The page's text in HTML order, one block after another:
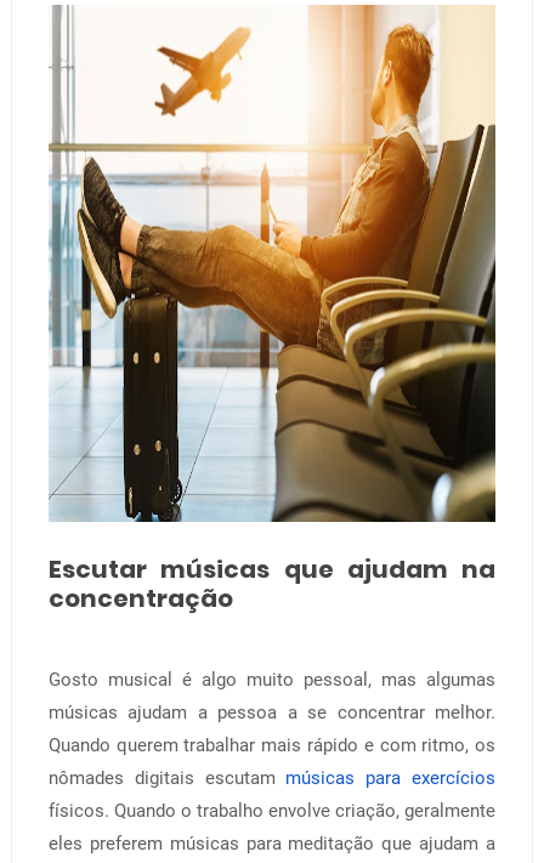
Escutar músicas que ajudam na
concentração
Gosto musical é algo muito pessoal, mas algumas
músicas ajudam a pessoa a se concentrar melhor.
Quando querem trabalhar mais rápido e com ritmo, os
nômades digitais escutam músicas para exercícios
físicos. Quando o trabalho envolve criação, geralmente
eles preferem músicas para meditação que ajudam a